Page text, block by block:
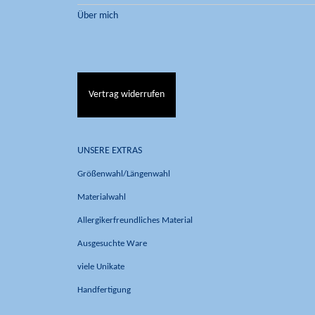
Über mich
Vertrag widerrufen
UNSERE EXTRAS
Größenwahl/Längenwahl
Materialwahl
Allergikerfreundliches Material
Ausgesuchte Ware
viele Unikate
Handfertigung